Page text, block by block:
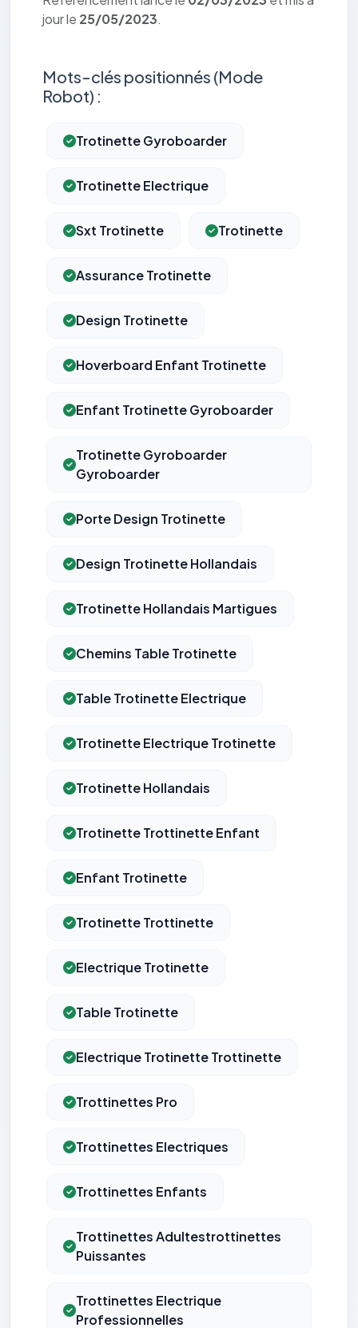
jour le 25/05/2023.
Mots-clés positionnés (Mode
Robot) :
Trotinette Gyroboarder
Trotinette Electrique
Sxt Trotinette Trotinette
Assurance Trotinette
Design Trotinette
Hoverboard Enfant Trotinette
Enfant Trotinette Gyroboarder
Trotinette Gyroboarder
Gyroboarder
Porte Design Trotinette
Design Trotinette Hollandais
Trotinette Hollandais Martigues
Chemins Table Trotinette
Table Trotinette Electrique
Trotinette Electrique Trotinette
Trotinette Hollandais
Trotinette Trottinette Enfant
Enfant Trotinette
Trotinette Trottinette
Electrique Trotinette
Table Trotinette
Electrique Trotinette Trottinette
Trottinettes Pro
Trottinettes Electriques
Trottinettes Enfants
Trottinettes Adultestrottinettes
Puissantes
Trottinettes Electrique
Professionnelles